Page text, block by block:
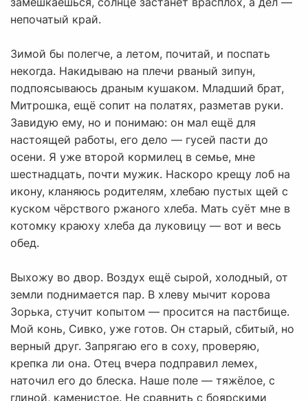
непочатый край.
Зимой бы полегче, а летом, почитай, и поспать
некогда. Накидываю на плечи рваный зипун,
подпоясываюсь драным кушаком. Младший брат,
Митрошка, ещё сопит на полатях, разметав руки.
Завидую ему, но и понимаю: он мал ещё для
настоящей работы, его дело — гусей пасти до
осени. Я уже второй кормилец в семье, мне
шестнадцать, почти мужик. Наскоро крещу лоб на
икону, кланяюсь родителям, хлебаю пустых щей с
куском чёрствого ржаного хлеба. Мать суёт мне в
котомку краюху хлеба да луковицу — вот и весь
обед.
Выхожу во двор. Воздух ещё сырой, холодный, от
земли поднимается пар. В хлеву мычит корова
Зорька, стучит копытом — просится на пастбище.
Мой конь, Сивко, уже готов. Он старый, сбитый, но
верный друг. Запрягаю его в соху, проверяю,
крепка ли она. Отец вчера подправил лемех,
наточил его до блеска. Наше поле — тяжёлое, с
глиной, каменистое. Не сравнить с боярскими